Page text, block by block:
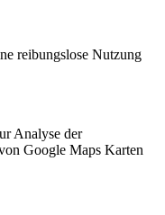
reibungslose Nutzung
Analyse der
Google Maps Karten